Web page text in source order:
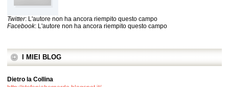
Twitter: L'autore non ha ancora riempito questo campo
Facebook: L'autore non ha ancora riempito questo campo
I MIEI BLOG
Dietro la Collina